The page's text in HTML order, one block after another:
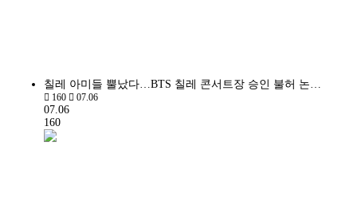
칠레 아미들 뿔났다…BTS 칠레 콘서트장 승인 불허 논…
160 07.06
07.06
160